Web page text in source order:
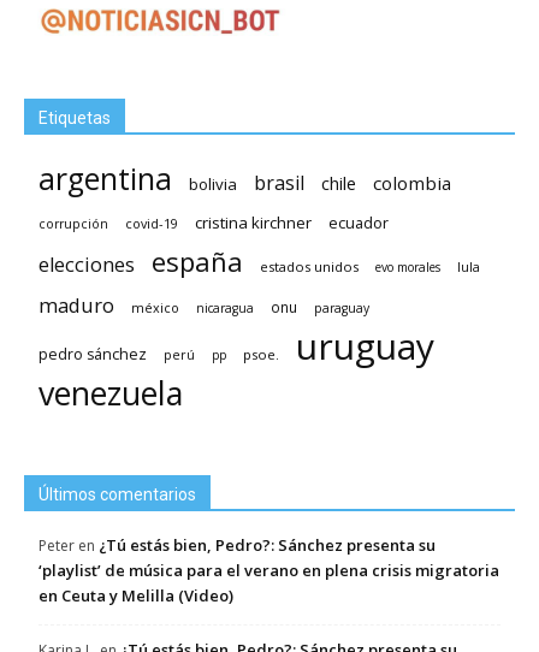
Etiquetas
argentina bolivia brasil chile colombia
corrupción covid-19 cristina kirchner ecuador
elecciones españa estados unidos evo morales lula
maduro méxico nicaragua onu paraguay
pedro sánchez perú pp psoe. uruguay
venezuela
Últimos comentarios
Peter en ¿Tú estás bien, Pedro?: Sánchez presenta su
‘playlist’ de música para el verano en plena crisis migratoria
en Ceuta y Melilla (Video)